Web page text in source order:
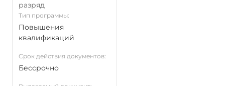
разряд
Тип программы:
Повышения
квалификаций
Срок действия документов:
Бессрочно